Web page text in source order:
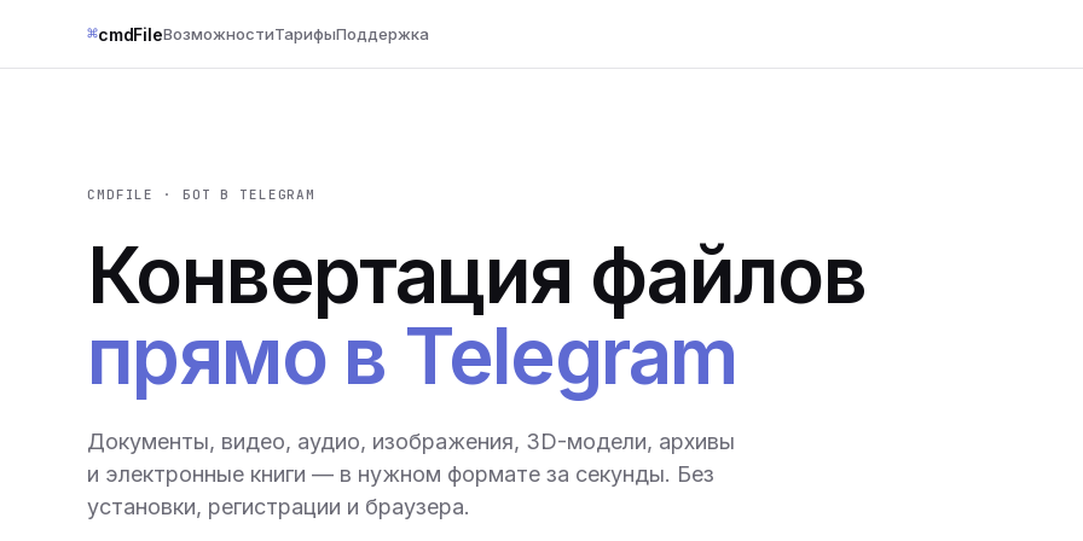
⌘cmdFileВозможностиТарифыПоддержка
CMDFILE · БОТ В TELEGRAM
Конвертация файлов
прямо в Telegram
Документы, видео, аудио, изображения, 3D-модели, архивы
и электронные книги — в нужном формате за секунды. Без
установки, регистрации и браузера.